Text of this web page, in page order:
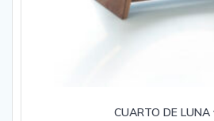
CUARTO DE LUNA